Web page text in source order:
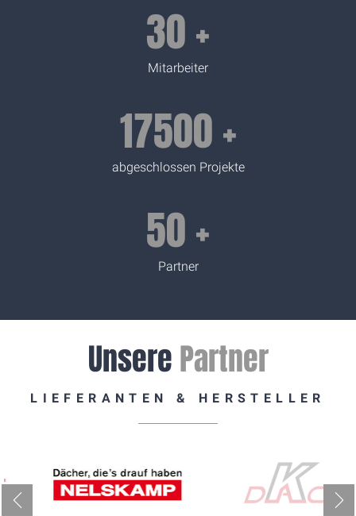
30+
Mitarbeiter
17500+
abgeschlossen Projekte
50+
Partner
UnserePartner
LIEFERANTEN & HERSTELLER